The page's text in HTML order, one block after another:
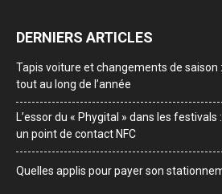
DERNIERS ARTICLES
Tapis voiture et changements de saison
tout au long de l’année
L’essor du « Phygital » dans les
un point de contact NFC
Quelles applis pour payer son